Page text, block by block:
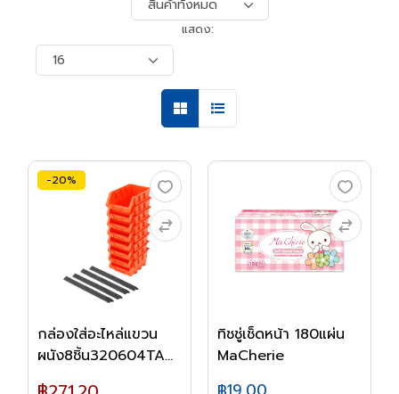
แสดง:
-20%
กล่องใส่อะไหล่แขวน
ผนัง8ชิ้น320604TA...
ทิชชู่เช็ดหน้า 180แผ่น
MaCherie